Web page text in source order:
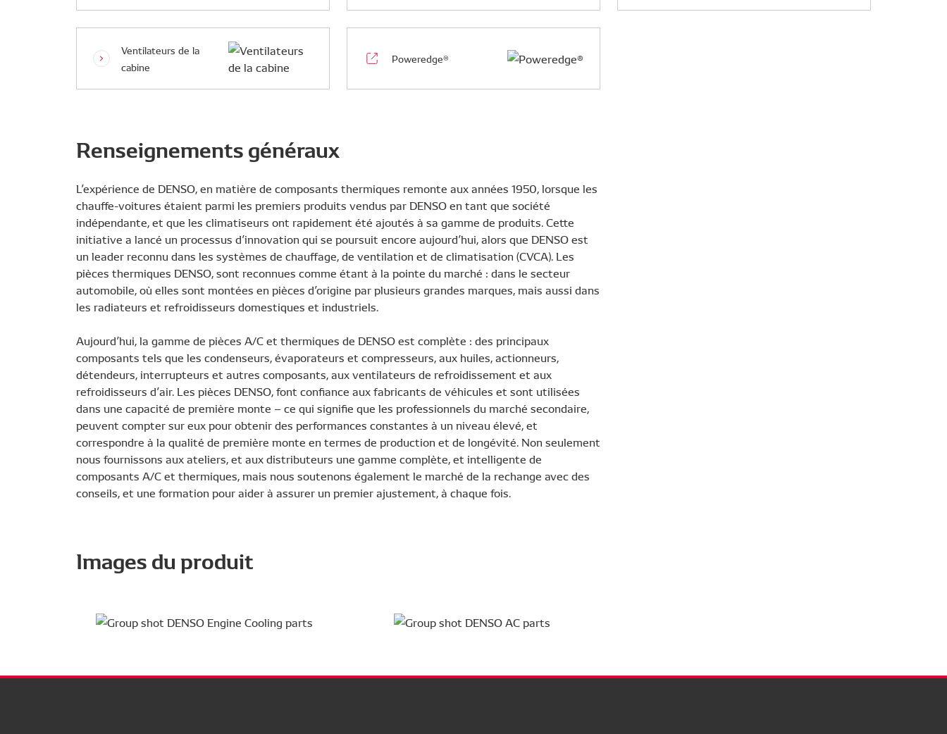
Ventilateurs de la
cabine
Poweredge®
Renseignements généraux
L’expérience de DENSO, en matière de composants thermiques remonte aux années 1950, lorsque les
chauffe-voitures étaient parmi les premiers produits vendus par DENSO en tant que société
indépendante, et que les climatiseurs ont rapidement été ajoutés à sa gamme de produits. Cette
initiative a lancé un processus d’innovation qui se poursuit encore aujourd’hui, alors que DENSO est
un leader reconnu dans les systèmes de chauffage, de ventilation et de climatisation (CVCA). Les
pièces thermiques DENSO, sont reconnues comme étant à la pointe du marché : dans le secteur
automobile, où elles sont montées en pièces d’origine par plusieurs grandes marques, mais aussi dans
les radiateurs et refroidisseurs domestiques et industriels.
Aujourd’hui, la gamme de pièces A/C et thermiques de DENSO est complète : des principaux
composants tels que les condenseurs, évaporateurs et compresseurs, aux huiles, actionneurs,
détendeurs, interrupteurs et autres composants, aux ventilateurs de refroidissement et aux
refroidisseurs d’air. Les pièces DENSO, font confiance aux fabricants de véhicules et sont utilisées
dans une capacité de première monte – ce qui signifie que les professionnels du marché secondaire,
peuvent compter sur eux pour obtenir des performances constantes à un niveau élevé, et
correspondre à la qualité de première monte en termes de production et de longévité. Non seulement
nous fournissons aux ateliers, et aux distributeurs une gamme complète, et intelligente de
composants A/C et thermiques, mais nous soutenons également le marché de la rechange avec des
conseils, et une formation pour aider à assurer un premier ajustement, à chaque fois.
Images du produit